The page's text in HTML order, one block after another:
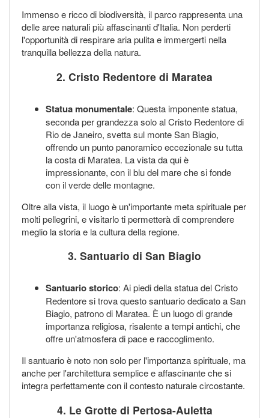
Immenso e ricco di biodiversità, il parco rappresenta una
delle aree naturali più affascinanti d'Italia. Non perderti
l'opportunità di respirare aria pulita e immergerti nella
tranquilla bellezza della natura.
2. Cristo Redentore di Maratea
Statua monumentale: Questa imponente statua,
seconda per grandezza solo al Cristo Redentore di
Rio de Janeiro, svetta sul monte San Biagio,
offrendo un punto panoramico eccezionale su tutta
la costa di Maratea. La vista da qui è
impressionante, con il blu del mare che si fonde
con il verde delle montagne.
Oltre alla vista, il luogo è un'importante meta spirituale per
molti pellegrini, e visitarlo ti permetterà di comprendere
meglio la storia e la cultura della regione.
3. Santuario di San Biagio
Santuario storico: Ai piedi della statua del Cristo
Redentore si trova questo santuario dedicato a San
Biagio, patrono di Maratea. È un luogo di grande
importanza religiosa, risalente a tempi antichi, che
offre un'atmosfera di pace e raccoglimento.
Il santuario è noto non solo per l'importanza spirituale, ma
anche per l'architettura semplice e affascinante che si
integra perfettamente con il contesto naturale circostante.
4. Le Grotte di Pertosa-Auletta